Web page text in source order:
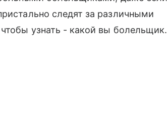
следят за различными
узнать - какой вы болельщик.